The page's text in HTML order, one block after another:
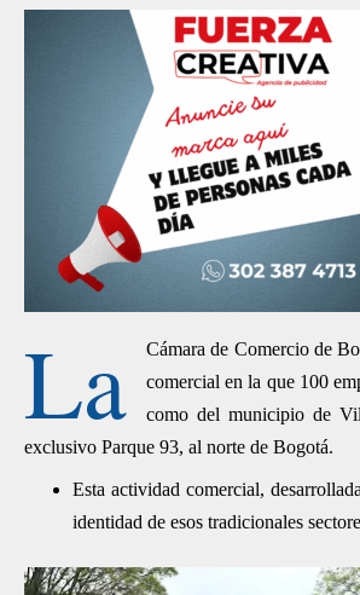
La
Cámara de Comercio de
comercial en la que 100
como del municipio de
exclusivo Parque 93, al norte de Bogotá.
Esta actividad comercial,
identidad de esos tradicionales